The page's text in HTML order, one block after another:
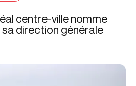
centre-ville nomme
sa direction générale